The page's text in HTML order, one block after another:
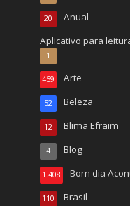
Anual
20
Aplicativo para
1
Arte
459
Beleza
52
Blima Efraim
12
Blog
4
Bom dia
1.408
Brasil
110